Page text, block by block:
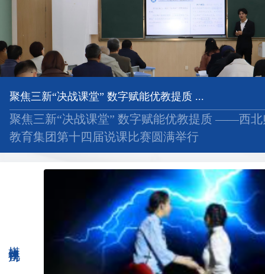
聚焦三新“决战课堂” 数字赋能优教提质 ...
聚焦三新“决战课堂” 数字赋能优教提质 ——西北
教育集团第十四届说课比赛圆满举行